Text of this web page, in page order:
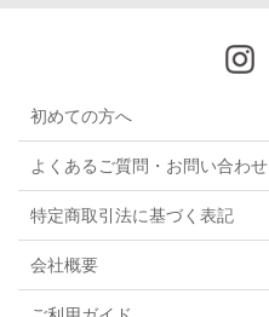
初めての方へ
よくあるご質問・お問い合わせ
特定商取引法に基づく表記
会社概要